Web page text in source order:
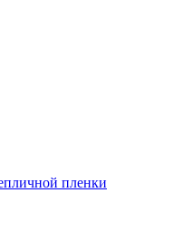
пленки